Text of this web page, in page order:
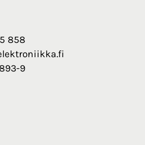
858
9